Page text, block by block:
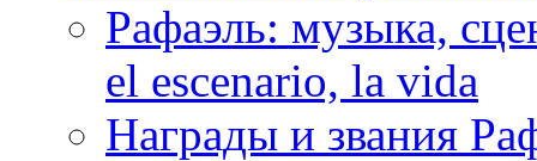
Рафаэль: музыка,
el escenario, la vida
Награды и звания